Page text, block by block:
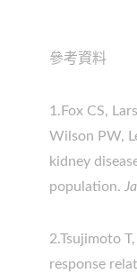
參考資料
1.Fox CS,
Wilson PW,
kidney
population.
2.Tsujimoto
response